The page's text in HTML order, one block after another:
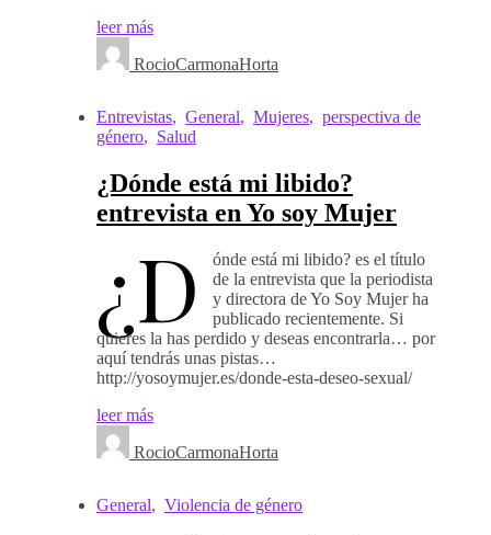
leer más
RocioCarmonaHorta
Entrevistas, General, Mujeres, perspectiva de
género, Salud
¿Dónde está mi libido?
entrevista en Yo soy Mujer
¿D
ónde está mi libido? es el título
de la entrevista que la periodista
y directora de Yo Soy Mujer ha
publicado recientemente. Si
quieres la has perdido y deseas encontrarla… por
aquí tendrás unas pistas…
http://yosoymujer.es/donde-esta-deseo-sexual/
leer más
RocioCarmonaHorta
General, Violencia de género